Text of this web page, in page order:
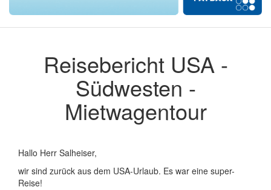
Reisebericht USA -
Südwesten -
Mietwagentour
Hallo Herr Salheiser,
wir sind zurück aus dem USA-Urlaub. Es war eine super-
Reise!